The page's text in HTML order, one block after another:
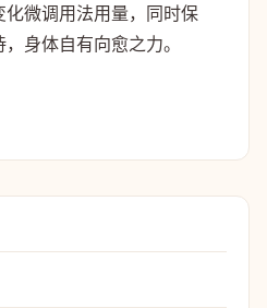
微调用法用量，同时保
身体自有向愈之力。